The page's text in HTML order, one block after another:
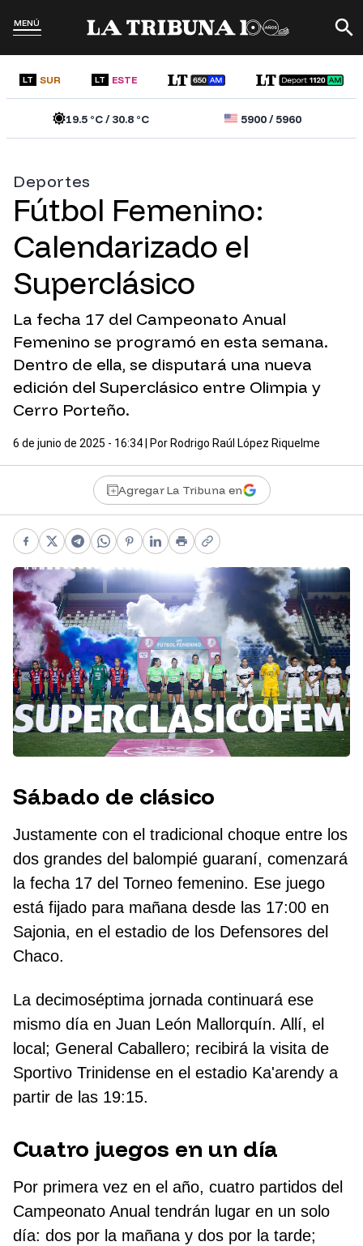
MENÚ
LT SUR LT ESTE
19.5°C /30.8°C 5900/5960
Deportes
Fútbol Femenino:
Calendarizado el
Superclásico
La fecha 17 del Campeonato Anual
Femenino se programó en esta semana.
Dentro de ella, se disputará una nueva
edición del Superclásico entre Olimpia y
Cerro Porteño.
6 de junio de 2025 - 16:34 | Por Rodrigo Raúl López Riquelme
Agregar La Tribuna en
Facebook
X Telegram
WhatsApp
Pinterest
LinkedIn
PrintCopy link
Sábado de clásico
Justamente con el tradicional choque entre los
dos grandes del balompié guaraní, comenzará
la fecha 17 del Torneo femenino. Ese juego
está fijado para mañana desde las 17:00 en
Sajonia, en el estadio de los Defensores del
Chaco.
La decimoséptima jornada continuará ese
mismo día en Juan León Mallorquín. Allí, el
local; General Caballero; recibirá la visita de
Sportivo Trinidense en el estadio Ka'arendy a
partir de las 19:15.
Cuatro juegos en un día
Por primera vez en el año, cuatro partidos del
Campeonato Anual tendrán lugar en un solo
día: dos por la mañana y dos por la tarde;